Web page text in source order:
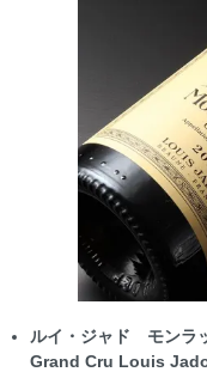
ルイ・ジャド モンラ
Grand Cru Louis